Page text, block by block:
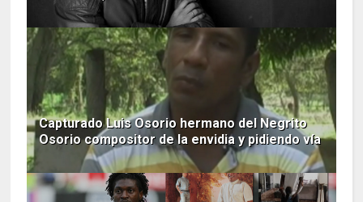
Capturado Luis Osorio hermano del Negrito
Osorio compositor de la envidia y pidiendo vía